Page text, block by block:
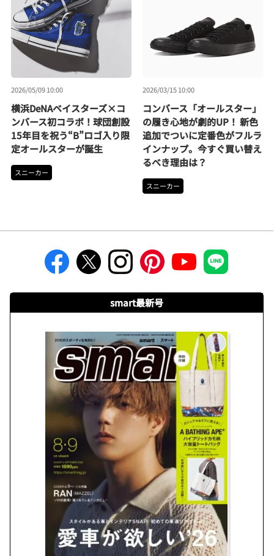
2026/05/09 10:00
横浜DeNAベイスターズ×コ
ンバース初コラボ！球団創設
15年目を祝う“B”ロゴ入り限
定オールスターが誕生
スニーカー
2026/03/15 10:00
コンバース「オールスター」
の履き心地が劇的UP！ 新色
追加でついに定番色がフルラ
インナップ。今すぐ買い替え
るべき理由は？
スニーカー
smart最新号